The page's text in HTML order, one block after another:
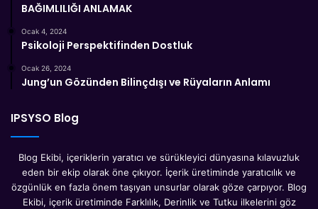
BAĞIMLILIĞI ANLAMAK
Ocak 4, 2024
Psikoloji Perspektifinden Dostluk
Ocak 26, 2024
Jung’un Gözünden Bilinçdışı ve Rüyaların Anlamı
IPSYSO Blog
Blog Ekibi, içeriklerin yaratıcı ve sürükleyici dünyasına kılavuzluk
eden bir ekip olarak öne çıkıyor. İçerik üretiminde yaratıcılık ve
özgünlük en fazla önem taşıyan unsurlar olarak göze çarpıyor. Blog
Ekibi, içerik üretiminde Farklılık, Derinlik ve Tutku ilkelerini göz